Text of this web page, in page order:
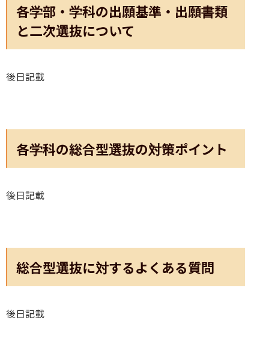
各学部・学科の出願基準・出願書類
と二次選抜について
後日記載
各学科の総合型選抜の対策ポイント
後日記載
総合型選抜に対するよくある質問
後日記載